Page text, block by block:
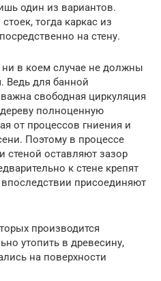
один из вариантов.
тогда каркас из
на стену.
в коем случае не должны
Ведь для банной
свободная циркуляция
полноценную
от процессов гниения и
Поэтому в процессе
оставляют зазор
к стене крепят
присоединяют
производится
утопить в древесину,
на поверхности